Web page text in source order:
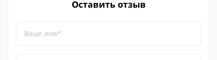
Оставить отзыв
Ваше имя*